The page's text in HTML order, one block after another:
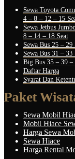
Sewa Toyota
4 – 8 – 12 – 15
Sewa Jetbus
8 – 14 – 18 Seat
Sewa Bus 25 – 29
Sewa Bus 31 – 33
Big Bus 35 – 39 –
Daftar Harga
Syarat Dan
Paket
Sewa Mobil
Mobil Hiace
Harga Sewa
Sewa Hiace
Harga Rental